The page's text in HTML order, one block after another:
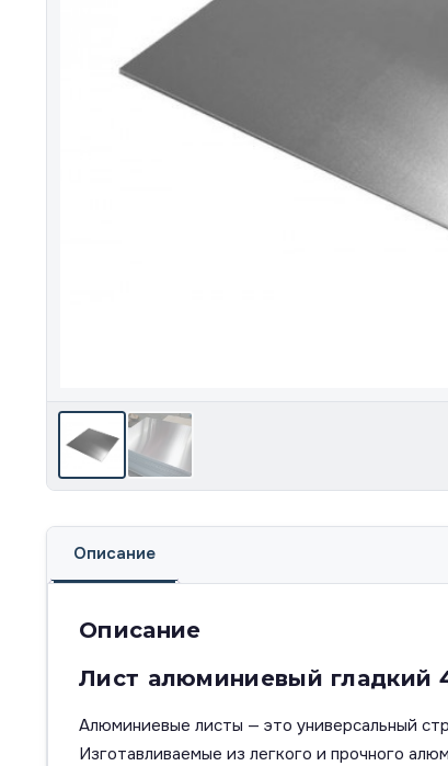
Описание
Описание
Лист алюминиевый гладкий
Алюминиевые листы — это универсальный
Изготавливаемые из легкого и прочного